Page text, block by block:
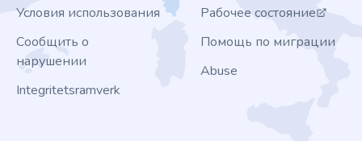
Условия использования
Сообщить о
нарушении
Integritetsramverk
Рабочее состояние
Помощь по миграции
Abuse